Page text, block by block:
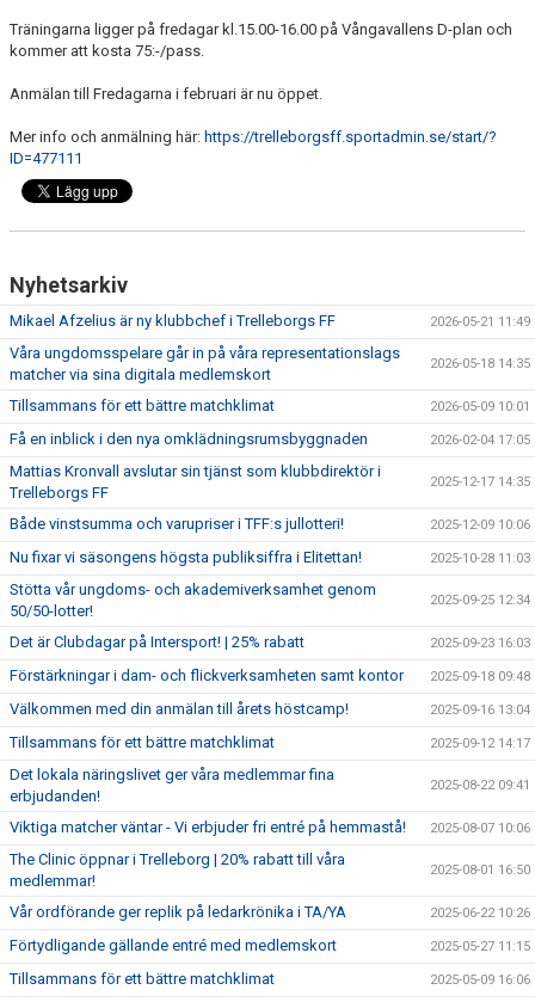
Träningarna ligger på fredagar kl.15.00-16.00 på Vångavallens D-plan och
kommer att kosta 75:-/pass.
Anmälan till Fredagarna i februari är nu öppet.
Mer info och anmälning här: https://trelleborgsff.sportadmin.se/start/?
ID=477111
Nyhetsarkiv
Mikael Afzelius är ny klubbchef i Trelleborgs FF 2026-05-21 11:49
Våra ungdomsspelare går in på våra representationslags
matcher via sina digitala medlemskort
2026-05-18 14:35
Tillsammans för ett bättre matchklimat 2026-05-09 10:01
Få en inblick i den nya omklädningsrumsbyggnaden 2026-02-04 17:05
Mattias Kronvall avslutar sin tjänst som klubbdirektör i
Trelleborgs FF
2025-12-17 14:35
Både vinstsumma och varupriser i TFF:s jullotteri! 2025-12-09 10:06
Nu fixar vi säsongens högsta publiksiffra i Elitettan! 2025-10-28 11:03
Stötta vår ungdoms- och akademiverksamhet genom
50/50-lotter!
2025-09-25 12:34
Det är Clubdagar på Intersport! | 25% rabatt 2025-09-23 16:03
Förstärkningar i dam- och flickverksamheten samt kontor 2025-09-18 09:48
Välkommen med din anmälan till årets höstcamp! 2025-09-16 13:04
Tillsammans för ett bättre matchklimat 2025-09-12 14:17
Det lokala näringslivet ger våra medlemmar fina
erbjudanden!
2025-08-22 09:41
Viktiga matcher väntar - Vi erbjuder fri entré på hemmastå! 2025-08-07 10:06
The Clinic öppnar i Trelleborg | 20% rabatt till våra
medlemmar!
2025-08-01 16:50
Vår ordförande ger replik på ledarkrönika i TA/YA 2025-06-22 10:26
Förtydligande gällande entré med medlemskort 2025-05-27 11:15
Tillsammans för ett bättre matchklimat 2025-05-09 16:06